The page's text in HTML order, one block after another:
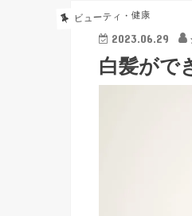
ビューティ・健康
2023.06.29
白髪がで